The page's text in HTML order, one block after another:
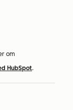
om
HubSpot.